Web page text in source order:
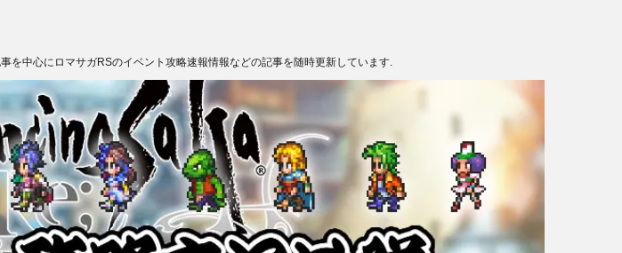
を中心にロマサガRSのイベント攻略速報情報などの記事を随時更新しています.